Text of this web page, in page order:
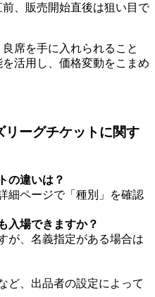
、販売開始直後は狙い目で
席を手に入れられること
活用し、価格変動をこまめ
リーグチケットに関す
の違いは？
細ページで「種別」を確認
入場できますか？
が、名義指定がある場合は
ど、出品者の設定によって